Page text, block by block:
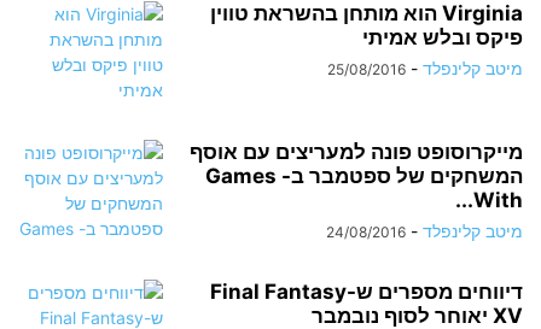
Virginia הוא מותחן בהשראת טווין
פיקס ובלש אמיתי
מיטב קלינפלד -
25/08/2016
מייקרוסופט פונה למעריצים עם אוסף
המשחקים של ספטמבר ב- Games
With...
מיטב קלינפלד -
24/08/2016
דיווחים מספרים ש-Final Fantasy
XV יאוחר לסוף נובמבר